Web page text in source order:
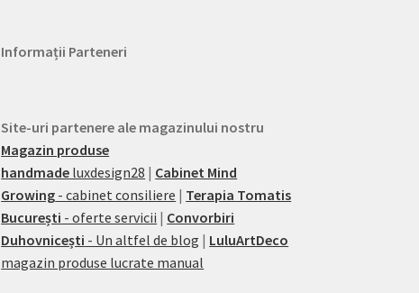
Informații Parteneri
Site-uri partenere ale magazinului nostru
Magazin produse
handmade luxdesign28 | Cabinet Mind
Growing - cabinet consiliere | Terapia Tomatis
București - oferte servicii | Convorbiri
Duhovnicești - Un altfel de blog | LuluArtDeco
magazin produse lucrate manual